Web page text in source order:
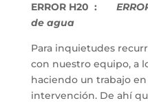
ERROR H20 :
de agua
Para inquietudes
con nuestro equipo, a
haciendo un trabajo
intervención. De ahí